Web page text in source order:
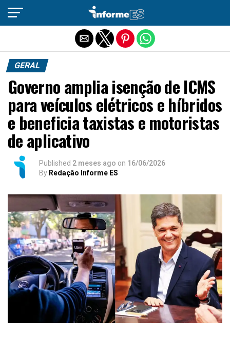
GERAL
Governo amplia isenção de ICMS
para veículos elétricos e híbridos
e beneficia taxistas e motoristas
de aplicativo
Published 2 meses ago on 16/06/2026
By Redação Informe ES
Sair da versão mobile